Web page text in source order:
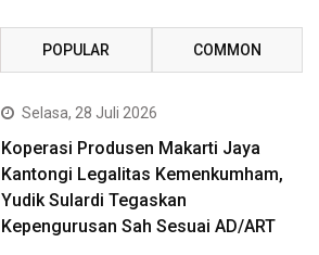
POPULAR COMMON
Selasa, 28 Juli 2026
Koperasi Produsen Makarti Jaya
Kantongi Legalitas Kemenkumham,
Yudik Sulardi Tegaskan
Kepengurusan Sah Sesuai AD/ART